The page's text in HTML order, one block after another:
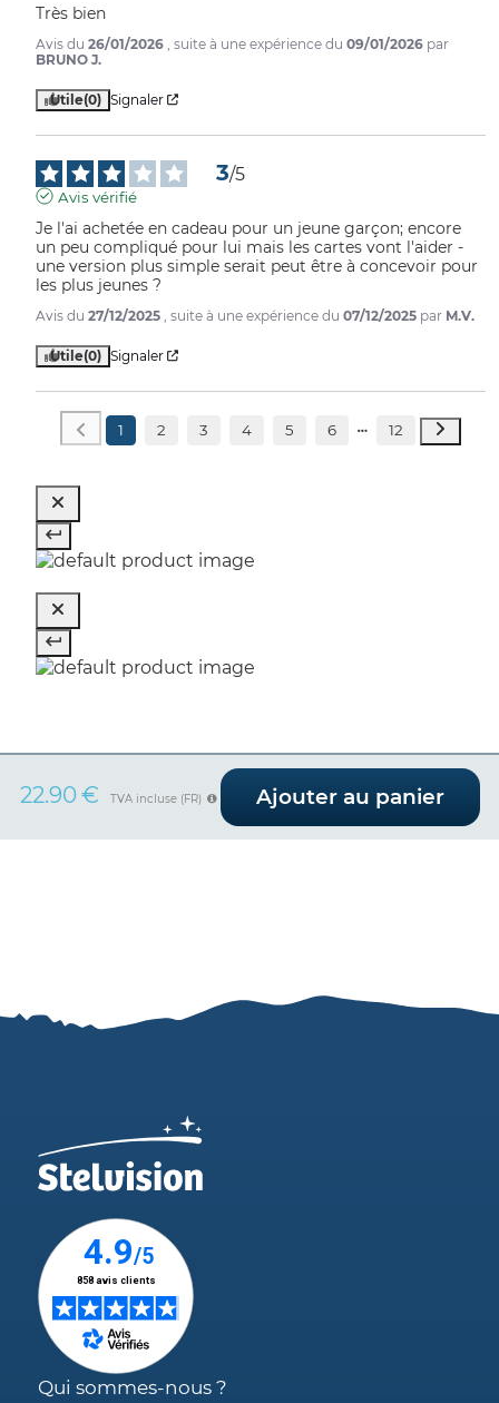
Très bien
Avis du26/01/2026 , suite à une expérience du09/01/2026 par
BRUNO J.
Utile(0) Signaler
3/5
Avis vérifié
Je l'ai achetée en cadeau pour un jeune garçon; encore
un peu compliqué pour lui mais les cartes vont l'aider -
une version plus simple serait peut être à concevoir pour
les plus jeunes ?
Avis du27/12/2025 , suite à une expérience du07/12/2025 par M.V.
Utile(0) Signaler
1 2 3 4 5 6 12
22.90€ TVA incluse (FR) Ajouter au panier
Qui sommes-nous ?